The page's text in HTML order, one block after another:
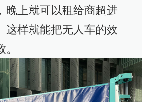
晚上就可以租给商超进
这样就能把无人车的效